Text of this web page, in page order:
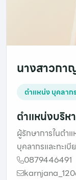
นางสาวกา
ตำแหน่ง บุคลา
ตำแหน่งบริห
ผู้รักษาการในตำ
บุคลากรและทะเบี
0879446491